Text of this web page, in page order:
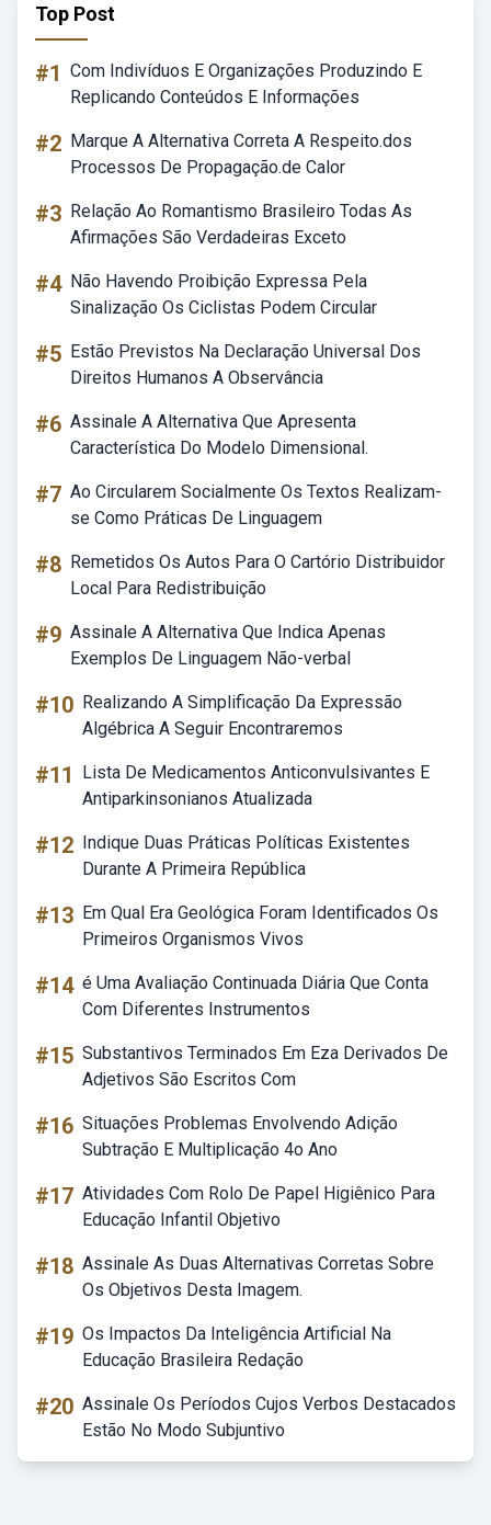
Top Post
#1 Com Indivíduos E Organizações Produzindo E
Replicando Conteúdos E Informações
#2 Marque A Alternativa Correta A Respeito.dos
Processos De Propagação.de Calor
#3 Relação Ao Romantismo Brasileiro Todas As
Afirmações São Verdadeiras Exceto
#4 Não Havendo Proibição Expressa Pela
Sinalização Os Ciclistas Podem Circular
#5 Estão Previstos Na Declaração Universal Dos
Direitos Humanos A Observância
#6 Assinale A Alternativa Que Apresenta
Característica Do Modelo Dimensional.
#7 Ao Circularem Socialmente Os Textos Realizam-
se Como Práticas De Linguagem
#8 Remetidos Os Autos Para O Cartório Distribuidor
Local Para Redistribuição
#9 Assinale A Alternativa Que Indica Apenas
Exemplos De Linguagem Não-verbal
#10 Realizando A Simplificação Da Expressão
Algébrica A Seguir Encontraremos
#11
Lista De Medicamentos Anticonvulsivantes E
Antiparkinsonianos Atualizada
#12 Indique Duas Práticas Políticas Existentes
Durante A Primeira República
#13 Em Qual Era Geológica Foram Identificados Os
Primeiros Organismos Vivos
#14 é Uma Avaliação Continuada Diária Que Conta
Com Diferentes Instrumentos
#15 Substantivos Terminados Em Eza Derivados De
Adjetivos São Escritos Com
#16 Situações Problemas Envolvendo Adição
Subtração E Multiplicação 4o Ano
#17 Atividades Com Rolo De Papel Higiênico Para
Educação Infantil Objetivo
#18 Assinale As Duas Alternativas Corretas Sobre
Os Objetivos Desta Imagem.
#19 Os Impactos Da Inteligência Artificial Na
Educação Brasileira Redação
#20 Assinale Os Períodos Cujos Verbos Destacados
Estão No Modo Subjuntivo